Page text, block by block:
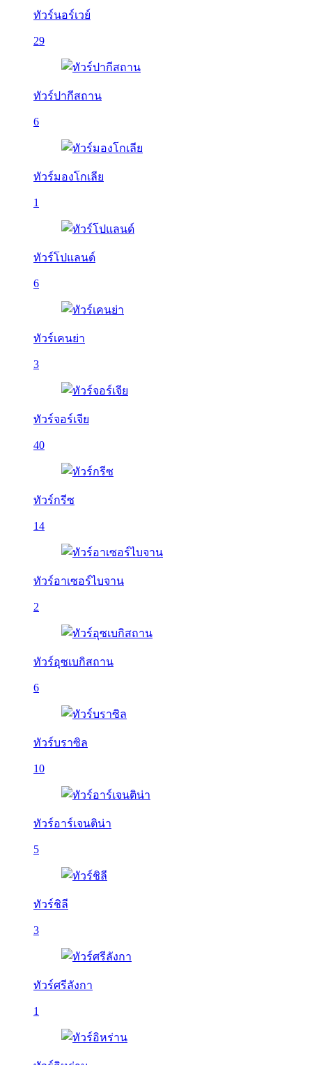
ทัวร์นอร์เวย์
29
ทัวร์ปากีสถาน
6
ทัวร์มองโกเลีย
1
ทัวร์โปแลนด์
6
ทัวร์เคนย่า
3
ทัวร์จอร์เจีย
40
ทัวร์กรีซ
14
ทัวร์อาเซอร์ไบจาน
2
ทัวร์อุซเบกิสถาน
6
ทัวร์บราซิล
10
ทัวร์อาร์เจนติน่า
5
ทัวร์ชิลี
3
ทัวร์ศรีลังกา
1